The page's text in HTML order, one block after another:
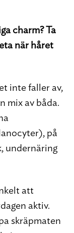
charm? Ta
när håret
inte faller av,
mix av båda.
på
undernäring
att
aktiv.
skräpmaten